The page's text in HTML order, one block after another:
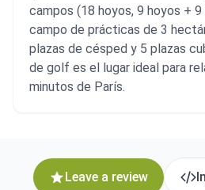
campos (18 hoyos, 9 hoyos +
campo de prácticas de 3
plazas de césped y 5 plazas
de golf es el lugar ideal para
minutos de París.
Leave a review